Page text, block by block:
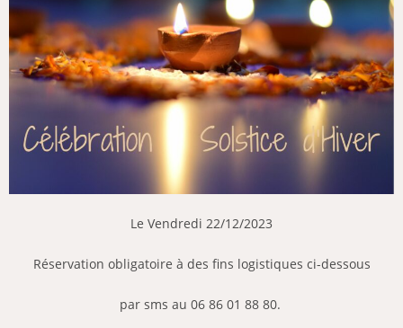
Le Vendredi 22/12/2023
Réservation obligatoire à des fins logistiques ci-dessous
par sms au 06 86 01 88 80.